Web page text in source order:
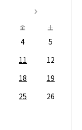
金 土
4
5
11
12
18
19
25
26